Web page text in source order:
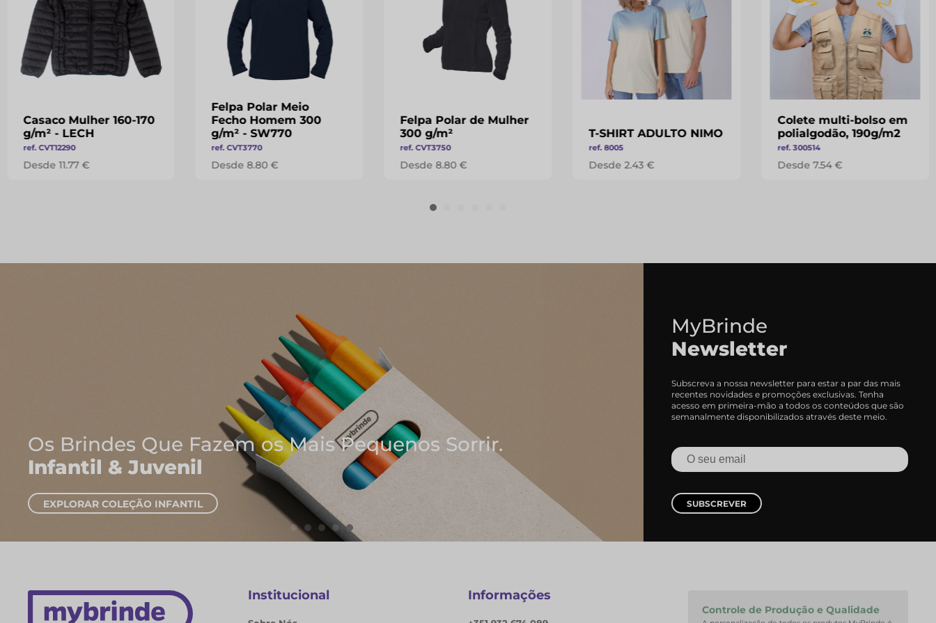
Casaco Mulher 160-170
g/m² - LECH
ref. CVT12290
Desde 11.77 €
Felpa Polar Meio
Fecho Homem 300
g/m² - SW770
ref. CVT3770
Desde 8.80 €
Felpa Polar de Mulher
300 g/m²
ref. CVT3750
Desde 8.80 €
T-SHIRT ADULTO NIMO
ref. 8005
Desde 2.43 €
Colete multi-bolso em
polialgodão, 190g/m2
ref. 300514
Desde 7.54 €
Onde Nascem As Melhores Ideias
Cadernos e Blocos de Notas
EXPLORAR CADERNOS
MyBrinde
Newsletter
Subscreva a nossa newsletter para estar a par das mais
recentes novidades e promoções exclusivas. Tenha
acesso em primeira-mão a todos os conteúdos que são
semanalmente disponibilizados através deste meio.
SUBSCREVER
Institucional Informações
Controle de Produção e Qualidade